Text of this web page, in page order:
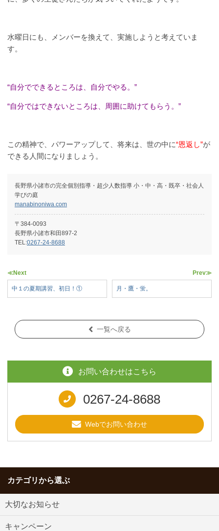
水曜日にも、メンバーを換えて、実施しようと考えていま
す。
“自分でできるところは、自分でやる。”
“自分ではできないところは、周囲に助けてもらう。”
この精神で、パワーアップして、将来は、世の中に“恩返し”が
できる人間になりましょう。
⻑野県⼩諸市の完全個別指導・超少⼈数指導 ⼩・中・⾼・既卒・社会⼈
学びの庭
manabinoniwa.com
〒384-0093
長野県小諸市和田897-2
TEL:0267-24-8688
≪Next
中１の夏期講習、初日！①
Prev≫
月・鷹・蛍。
一覧へ戻る
お問い合わせはこちら
0267-24-8688
Webでお問い合わせ
カテゴリから選ぶ
大切なお知らせ
キャンペーン